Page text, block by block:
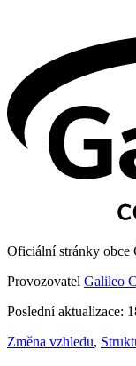
Oficiální stránky
Provozovatel Galileo
Poslední aktualizace:
Změna vzhledu,